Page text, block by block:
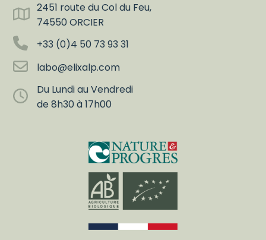
2451 route du Col du Feu,
74550 ORCIER
+33 (0)4 50 73 93 31
labo@elixalp.com
Du Lundi au Vendredi
de 8h30 à 17h00